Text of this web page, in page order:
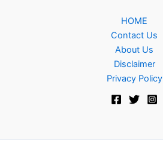
HOME
Contact Us
About Us
Disclaimer
Privacy Policy